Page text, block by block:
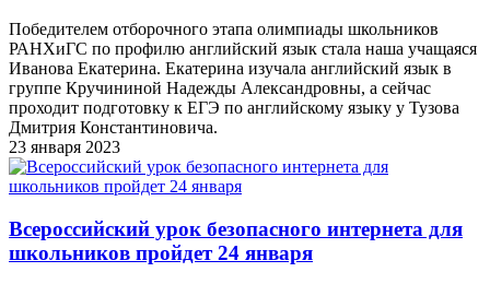
Победителем отборочного этапа олимпиады школьников
РАНХиГС по профилю английский язык стала наша учащаяся
Иванова Екатерина. Екатерина изучала английский язык в
группе Кручининой Надежды Александровны, а сейчас
проходит подготовку к ЕГЭ по английскому языку у Тузова
Дмитрия Константиновича.
23 января 2023
Всероссийский урок безопасного интернета для
школьников пройдет 24 января